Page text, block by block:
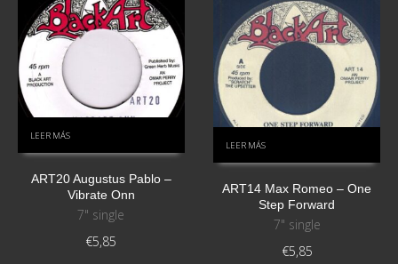
LEER MÁS
ART20 Augustus Pablo –
Vibrate Onn
7" single
€5,85
LEER MÁS
ART14 Max Romeo – One
Step Forward
7" single
€5,85